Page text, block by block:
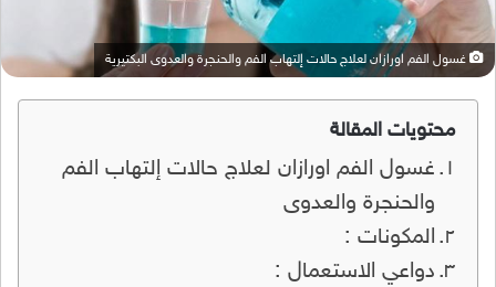
غسول الفم اورازان لعلاج حالات إلتهاب الفم والحنجرة والعدوى البكتيرية
محتويات المقالة
غسول الفم اورازان لعلاج حالات إلتهاب الفم
والحنجرة والعدوى
المكونات :
دواعي الاستعمال :